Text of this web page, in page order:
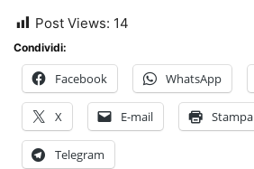
Post Views: 14
Condividi:
Facebook WhatsApp
X E-mail Stampa
Telegram